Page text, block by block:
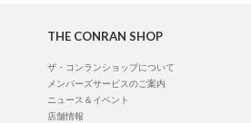
THE CONRAN SHOP
ザ・コンランショップについて
メンバーズサービスのご案内
ニュース＆イベント
店舗情報